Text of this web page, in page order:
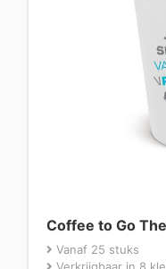
Coffee to Go
Vanaf 25 stuks